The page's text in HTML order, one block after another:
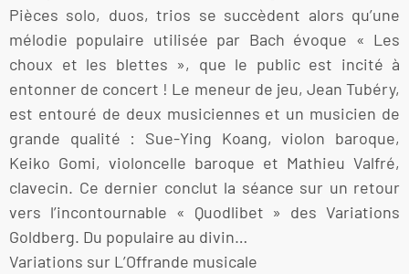
Pièces solo, duos, trios se succèdent alors qu’une
mélodie populaire utilisée par Bach évoque « Les
choux et les blettes », que le public est incité à
entonner de concert ! Le meneur de jeu, Jean Tubéry,
est entouré de deux musiciennes et un musicien de
grande qualité : Sue-Ying Koang, violon baroque,
Keiko Gomi, violoncelle baroque et Mathieu Valfré,
clavecin. Ce dernier conclut la séance sur un retour
vers l’incontournable « Quodlibet » des Variations
Goldberg. Du populaire au divin…
Variations sur L’Offrande musicale